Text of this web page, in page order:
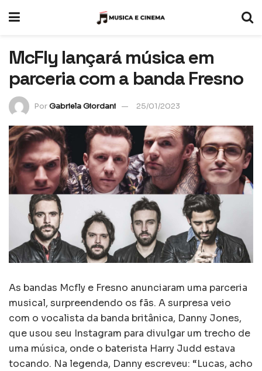
McFly lançará música em
parceria com a banda Fresno
PorGabriela Giordani 25/01/2023
As bandas Mcfly e Fresno anunciaram uma parceria
musical, surpreendendo os fãs. A surpresa veio
com o vocalista da banda britânica, Danny Jones,
que usou seu Instagram para divulgar um trecho de
uma música, onde o baterista Harry Judd estava
tocando. Na legenda, Danny escreveu: “Lucas, acho